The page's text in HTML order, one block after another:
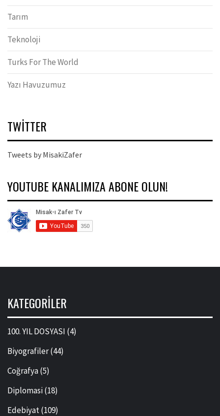
Tarım
Teknoloji
Turks For The World
Yazı Havuzumuz
TWITTER
Tweets by MisakiZafer
YOUTUBE KANALIMIZA ABONE OLUN!
KATEGORILER
100. YIL DOSYASI (4)
Biyografiler(44)
Coğrafya(5)
Diplomasi(18)
Edebiyat(109)